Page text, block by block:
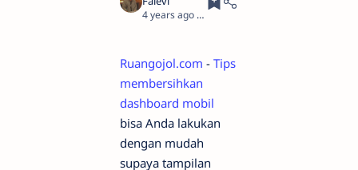
4 years ago 3
Ruangojol.com - Tips
membersihkan
dashboard mobil
bisa Anda lakukan
dengan mudah
supaya tampilan